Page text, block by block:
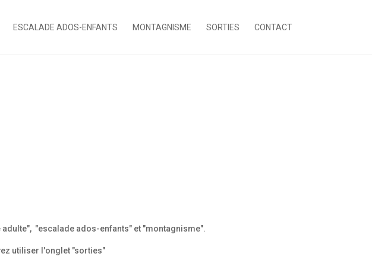
ESCALADE ADOS-ENFANTS MONTAGNISME SORTIES CONTACT
"escalade ados-enfants" et "montagnisme".
utiliser l'onglet "sorties"